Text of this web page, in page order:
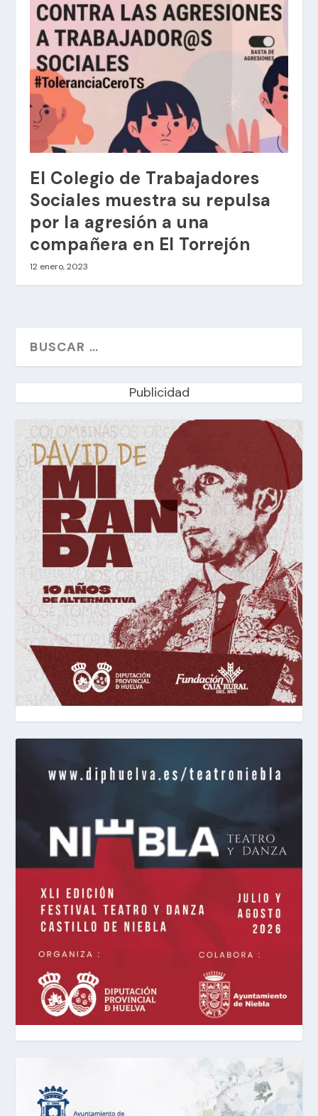
El Colegio de Trabajadores
Sociales muestra su repulsa
por la agresión a una
compañera en El Torrejón
12 enero, 2023
Publicidad